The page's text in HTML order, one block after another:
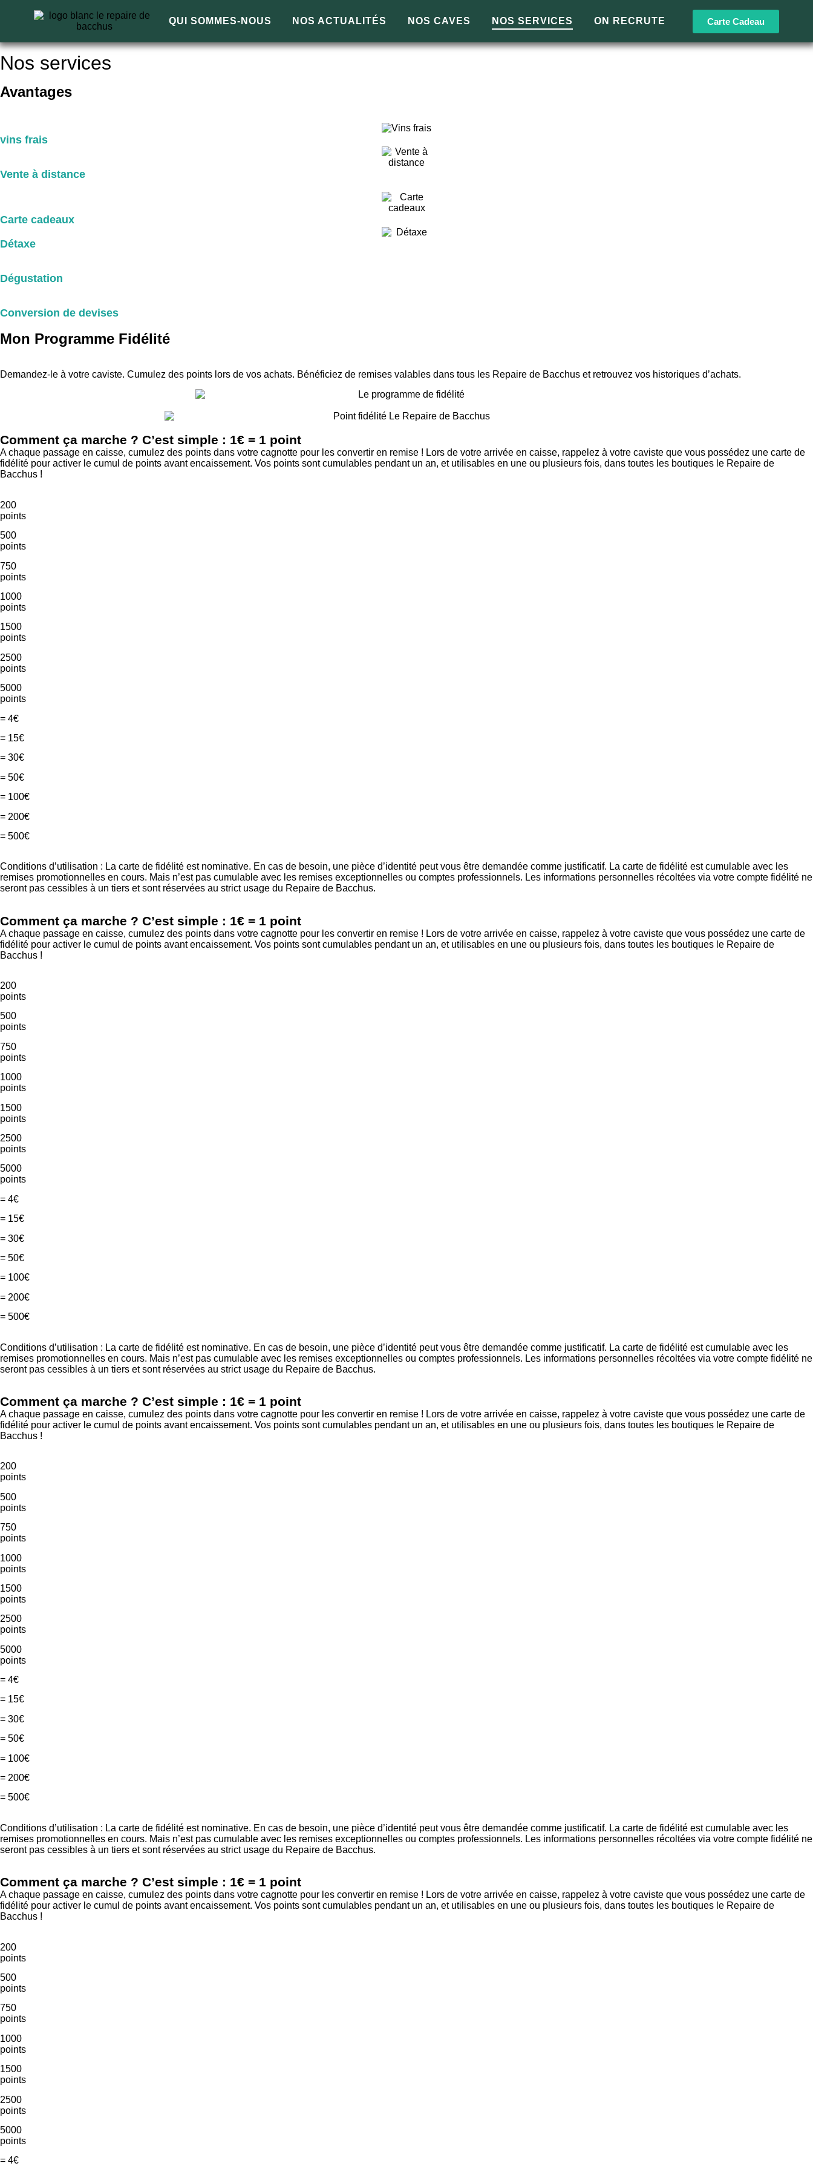
QUI SOMMES-NOUS NOS ACTUALITÉS NOS CAVES NOS SERVICES ON RECRUTE Carte Cadeau
Nos services
Avantages
vins frais
Vente à distance
Carte cadeaux
Détaxe
Dégustation
Conversion de devises
Mon Programme Fidélité
Demandez-le à votre caviste. Cumulez des points lors de vos achats. Bénéficiez de remises valables dans tous les Repaire de Bacchus et retrouvez vos historiques d’achats.
Comment ça marche ? C’est simple : 1€ = 1 point
A chaque passage en caisse, cumulez des points dans votre cagnotte pour les convertir en remise ! Lors de votre arrivée en caisse, rappelez à votre caviste que vous possédez une carte de
fidélité pour activer le cumul de points avant encaissement. Vos points sont cumulables pendant un an, et utilisables en une ou plusieurs fois, dans toutes les boutiques le Repaire de
Bacchus !
200
points
500
points
750
points
1000
points
1500
points
2500
points
5000
points
= 4€
= 15€
= 30€
= 50€
= 100€
= 200€
= 500€
Conditions d’utilisation : La carte de fidélité est nominative. En cas de besoin, une pièce d’identité peut vous être demandée comme justificatif. La carte de fidélité est cumulable avec les
remises promotionnelles en cours. Mais n’est pas cumulable avec les remises exceptionnelles ou comptes professionnels. Les informations personnelles récoltées via votre compte fidélité ne
seront pas cessibles à un tiers et sont réservées au strict usage du Repaire de Bacchus.
Comment ça marche ? C’est simple : 1€ = 1 point
A chaque passage en caisse, cumulez des points dans votre cagnotte pour les convertir en remise ! Lors de votre arrivée en caisse, rappelez à votre caviste que vous possédez une carte de
fidélité pour activer le cumul de points avant encaissement. Vos points sont cumulables pendant un an, et utilisables en une ou plusieurs fois, dans toutes les boutiques le Repaire de
Bacchus !
200
points
500
points
750
points
1000
points
1500
points
2500
points
5000
points
= 4€
= 15€
= 30€
= 50€
= 100€
= 200€
= 500€
Conditions d’utilisation : La carte de fidélité est nominative. En cas de besoin, une pièce d’identité peut vous être demandée comme justificatif. La carte de fidélité est cumulable avec les
remises promotionnelles en cours. Mais n’est pas cumulable avec les remises exceptionnelles ou comptes professionnels. Les informations personnelles récoltées via votre compte fidélité ne
seront pas cessibles à un tiers et sont réservées au strict usage du Repaire de Bacchus.
Comment ça marche ? C’est simple : 1€ = 1 point
A chaque passage en caisse, cumulez des points dans votre cagnotte pour les convertir en remise ! Lors de votre arrivée en caisse, rappelez à votre caviste que vous possédez une carte de
fidélité pour activer le cumul de points avant encaissement. Vos points sont cumulables pendant un an, et utilisables en une ou plusieurs fois, dans toutes les boutiques le Repaire de
Bacchus !
200
points
500
points
750
points
1000
points
1500
points
2500
points
5000
points
= 4€
= 15€
= 30€
= 50€
= 100€
= 200€
= 500€
Conditions d’utilisation : La carte de fidélité est nominative. En cas de besoin, une pièce d’identité peut vous être demandée comme justificatif. La carte de fidélité est cumulable avec les
remises promotionnelles en cours. Mais n’est pas cumulable avec les remises exceptionnelles ou comptes professionnels. Les informations personnelles récoltées via votre compte fidélité ne
seront pas cessibles à un tiers et sont réservées au strict usage du Repaire de Bacchus.
Comment ça marche ? C’est simple : 1€ = 1 point
A chaque passage en caisse, cumulez des points dans votre cagnotte pour les convertir en remise ! Lors de votre arrivée en caisse, rappelez à votre caviste que vous possédez une carte de
fidélité pour activer le cumul de points avant encaissement. Vos points sont cumulables pendant un an, et utilisables en une ou plusieurs fois, dans toutes les boutiques le Repaire de
Bacchus !
200
points
500
points
750
points
1000
points
1500
points
2500
points
5000
points
= 4€